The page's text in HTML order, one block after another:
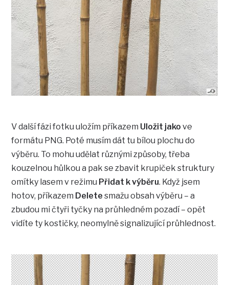
V další fázi fotku uložím příkazem Uložit jako ve
formátu PNG. Poté musím dát tu bílou plochu do
výběru. To mohu udělat různými způsoby, třeba
kouzelnou hůlkou a pak se zbavit krupiček struktury
omítky lasem v režimu Přidat k výběru. Když jsem
hotov, příkazem Delete smažu obsah výběru – a
zbudou mi čtyři tyčky na průhledném pozadí – opět
vidíte ty kostičky, neomylně signalizující průhlednost.